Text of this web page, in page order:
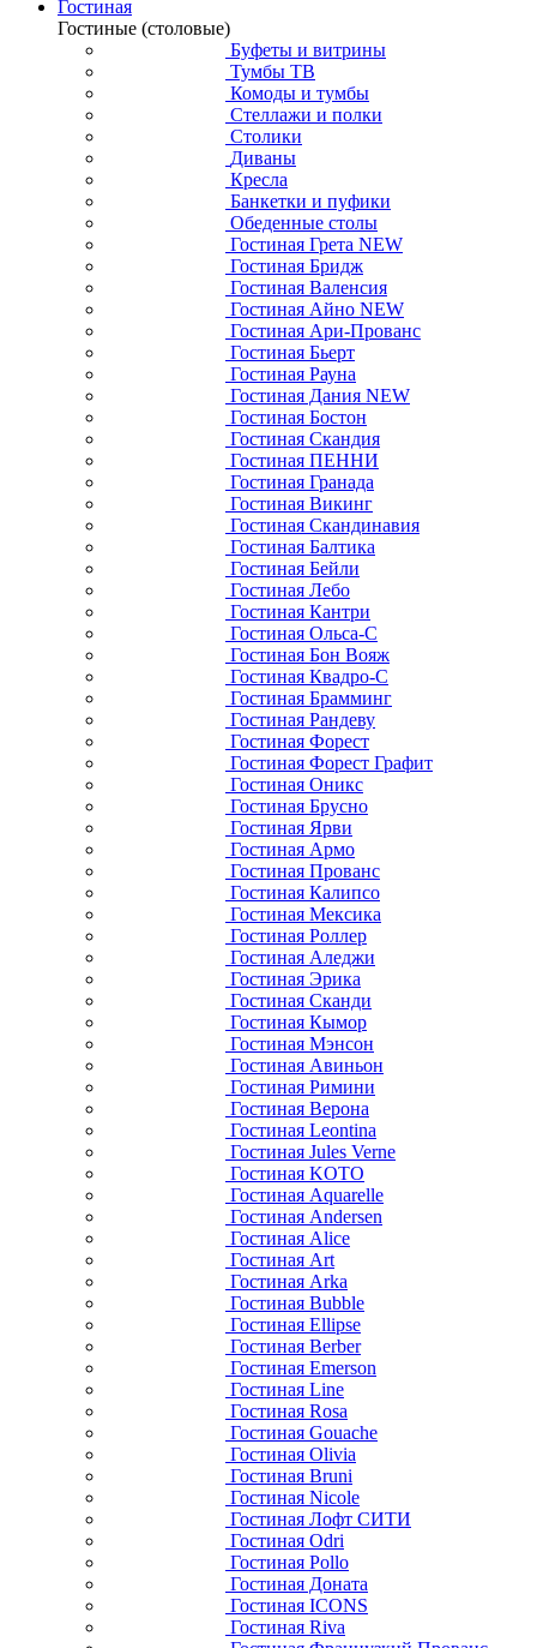
Гостиная
Гостиные (столовые)
Буфеты и витрины
Тумбы ТВ
Комоды и тумбы
Стеллажи и полки
Столики
Диваны
Кресла
Банкетки и пуфики
Обеденные столы
Гостиная Грета NEW
Гостиная Бридж
Гостиная Валенсия
Гостиная Айно NEW
Гостиная Ари-Прованс
Гостиная Бьерт
Гостиная Рауна
Гостиная Дания NEW
Гостиная Бостон
Гостиная Скандия
Гостиная ПЕННИ
Гостиная Гранада
Гостиная Викинг
Гостиная Скандинавия
Гостиная Балтика
Гостиная Бейли
Гостиная Лебо
Гостиная Кантри
Гостиная Ольса-С
Гостиная Бон Вояж
Гостиная Квадро-С
Гостиная Брамминг
Гостиная Рандеву
Гостиная Форест
Гостиная Форест Графит
Гостиная Оникс
Гостиная Брусно
Гостиная Ярви
Гостиная Армо
Гостиная Прованс
Гостиная Калипсо
Гостиная Мексика
Гостиная Роллер
Гостиная Аледжи
Гостиная Эрика
Гостиная Сканди
Гостиная Кымор
Гостиная Мэнсон
Гостиная Авиньон
Гостиная Римини
Гостиная Верона
Гостиная Leontina
Гостиная Jules Verne
Гостиная KOTO
Гостиная Aquarelle
Гостиная Andersen
Гостиная Alice
Гостиная Art
Гостиная Arka
Гостиная Bubble
Гостиная Ellipse
Гостиная Berber
Гостиная Emerson
Гостиная Line
Гостиная Rosa
Гостиная Gouache
Гостиная Olivia
Гостиная Bruni
Гостиная Nicole
Гостиная Лофт СИТИ
Гостиная Odri
Гостиная Pollo
Гостиная Доната
Гостиная ICONS
Гостиная Riva